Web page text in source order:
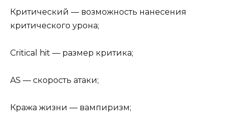
Критический — возможность нанесения
критического урона;
Critical hit — размер критика;
AS — скорость атаки;
Кража жизни — вампиризм;